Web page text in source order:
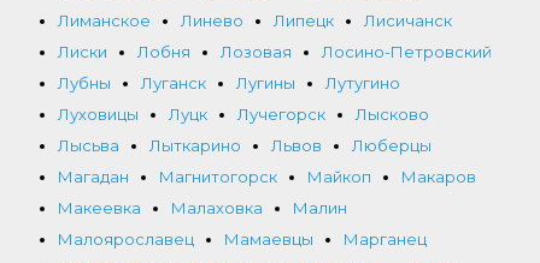
Лиманское
Линево Липецк
Лисичанск
Лиски
Лобня Лозовая
Лосино-Петровский
Лубны
Луганск Лугины
Лутугино
Луховицы
Луцк Лучегорск
Лысково
Лысьва
Лыткарино Львов
Люберцы
Магадан
Магнитогорск Майкоп
Макаров
Макеевка
Малаховка
Малин
Малоярославец
Мамаевцы
Марганец